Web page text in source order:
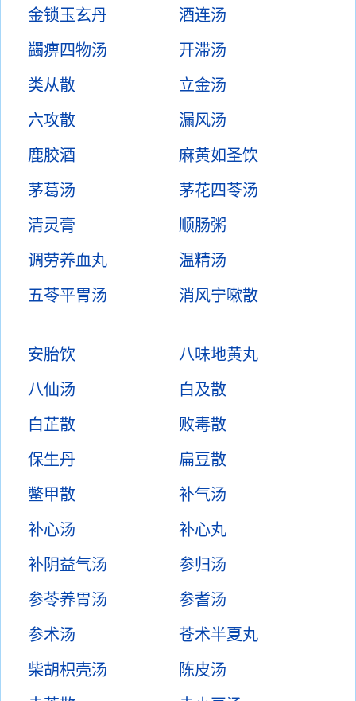
金锁玉玄丹
酒连汤
蠲痹四物汤
开滞汤
类从散
立金汤
六攻散
漏风汤
鹿胶酒
麻黄如圣饮
茅葛汤
茅花四苓汤
清灵膏
顺肠粥
调劳养血丸
温精汤
五苓平胃汤
消风宁嗽散
安胎饮
八味地黄丸
八仙汤
白及散
白芷散
败毒散
保生丹
扁豆散
鳖甲散
补气汤
补心汤
补心丸
补阴益气汤
参归汤
参苓养胃汤
参耆汤
参术汤
苍术半夏丸
柴胡枳壳汤
陈皮汤